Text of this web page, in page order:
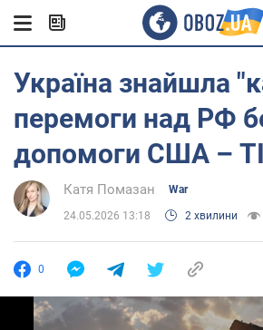
Україна знайшла
перемоги над РФ
допомоги США –
Катя Помазан War
24.05.2026 13:18 2 хвилини
0